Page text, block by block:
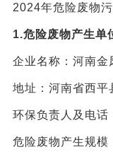
2024年危险废物
1.危险废物产生单
企业名称： 河南金
地址： 河南省西平
环保负责人及电话
危险废物产生规模